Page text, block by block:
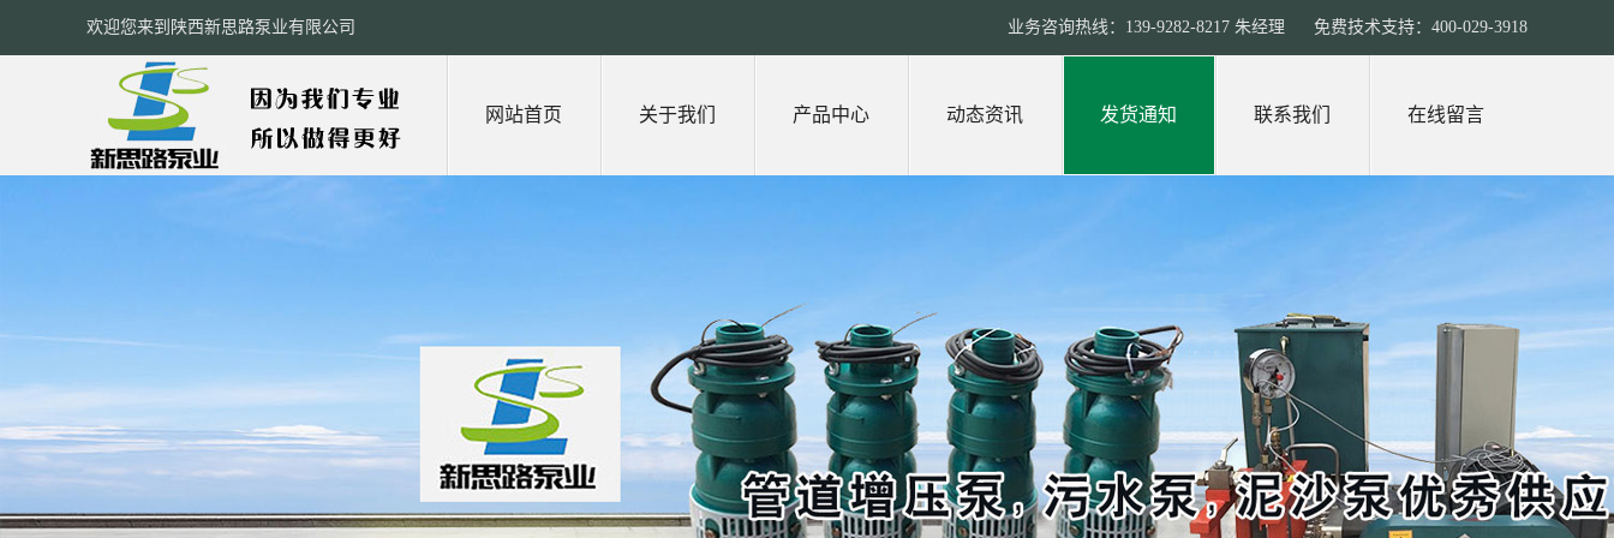
欢迎您来到陕西新思路泵业有限公司 业务咨询热线：139-9282-8217 朱经理 免费技术支持：400-029-3918
网站首页 关于我们 产品中心 动态资讯 发货通知 联系我们 在线留言